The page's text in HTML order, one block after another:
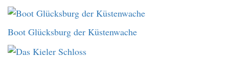
Boot Glücksburg der Küstenwache